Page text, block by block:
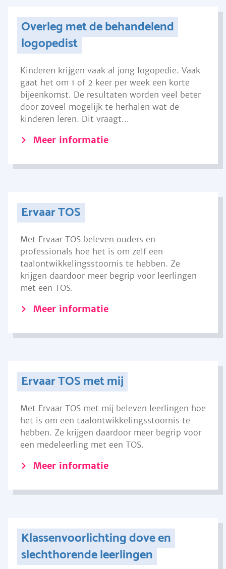
Overleg met de behandelend
logopedist
Kinderen krijgen vaak al jong logopedie. Vaak
gaat het om 1 of 2 keer per week een korte
bijeenkomst. De resultaten worden veel beter
door zoveel mogelijk te herhalen wat de
kinderen leren. Dit vraagt...
Meer informatie
Ervaar TOS
Met Ervaar TOS beleven ouders en
professionals hoe het is om zelf een
taalontwikkelingsstoornis te hebben. Ze
krijgen daardoor meer begrip voor leerlingen
met een TOS.
Meer informatie
Ervaar TOS met mij
Met Ervaar TOS met mij beleven leerlingen hoe
het is om een taalontwikkelingsstoornis te
hebben. Ze krijgen daardoor meer begrip voor
een medeleerling met een TOS.
Meer informatie
Klassenvoorlichting dove en
slechthorende leerlingen